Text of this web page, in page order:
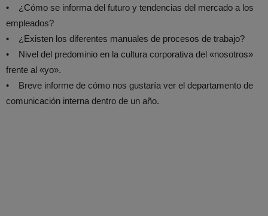
• ¿Cómo se informa del futuro y tendencias del mercado a los
empleados?
• ¿Existen los diferentes manuales de procesos de trabajo?
• Nivel del predominio en la cultura corporativa del «nosotros»
frente al «yo».
• Breve informe de cómo nos gustaría ver el departamento de
comunicación interna dentro de un año.